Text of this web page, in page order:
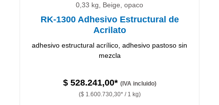
0,33 kg, Beige, opaco
RK-1300 Adhesivo Estructural de
Acrilato
adhesivo estructural acrílico, adhesivo pastoso sin
mezcla
$ 528.241,00* (IVA incluido)
($ 1.600.730,30* / 1 kg)